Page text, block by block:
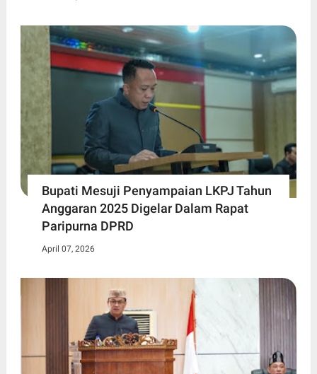
Bupati Mesuji Penyampaian LKPJ Tahun
Anggaran 2025 Digelar Dalam Rapat
Paripurna DPRD
April 07, 2026